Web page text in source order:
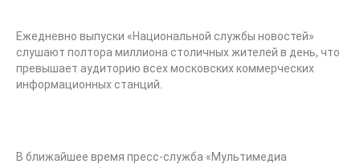
Ежедневно выпуски «Национальной службы новостей»
слушают полтора миллиона столичных жителей в день, что
превышает аудиторию всех московских коммерческих
информационных станций.
В ближайшее время пресс-служба «Мультимедиа